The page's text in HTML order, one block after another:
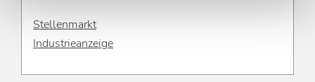
Stellenmarkt
Industrieanzeige